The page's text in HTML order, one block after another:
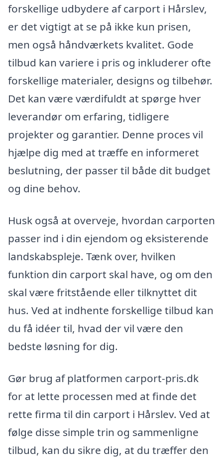
forskellige udbydere af carport i Hårslev,
er det vigtigt at se på ikke kun prisen,
men også håndværkets kvalitet. Gode
tilbud kan variere i pris og inkluderer ofte
forskellige materialer, designs og tilbehør.
Det kan være værdifuldt at spørge hver
leverandør om erfaring, tidligere
projekter og garantier. Denne proces vil
hjælpe dig med at træffe en informeret
beslutning, der passer til både dit budget
og dine behov.
Husk også at overveje, hvordan carporten
passer ind i din ejendom og eksisterende
landskabspleje. Tænk over, hvilken
funktion din carport skal have, og om den
skal være fritstående eller tilknyttet dit
hus. Ved at indhente forskellige tilbud kan
du få idéer til, hvad der vil være den
bedste løsning for dig.
Gør brug af platformen carport-pris.dk
for at lette processen med at finde det
rette firma til din carport i Hårslev. Ved at
følge disse simple trin og sammenligne
tilbud, kan du sikre dig, at du træffer den